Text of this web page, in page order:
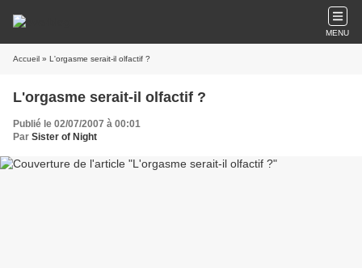
MENU
Accueil » L'orgasme serait-il olfactif ?
L'orgasme serait-il olfactif ?
Publié le 02/07/2007 à 00:01
Par Sister of Night